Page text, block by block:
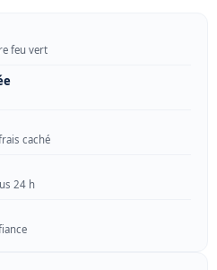
feu vert
caché
24 h